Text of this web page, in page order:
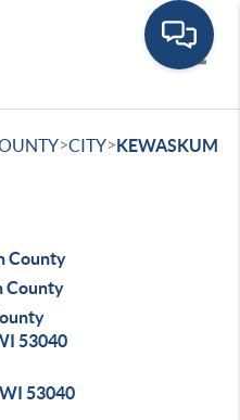
>CITY>KEWASKUM
County
County
53040
53040